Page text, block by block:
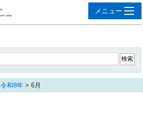
令和8年 > 6月